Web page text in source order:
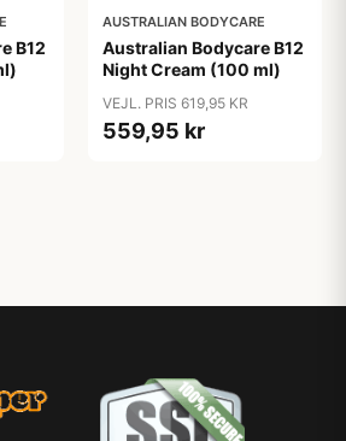
B12
AUSTRALIAN BODYCARE
Australian Bodycare B12
Night Cream (100 ml)
VEJL. PRIS 619,95 KR
559,95 kr